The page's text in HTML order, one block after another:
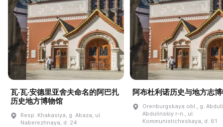
瓦·瓦·安德里亚舍夫命名的阿巴扎
历史地方博物馆
Resp. Khakasiya, g. Abaza, ul.
Naberezhnaya, d. 24
阿布杜利诺历史与地方志
Orenburgskaya obl., g.
Abdulinskiy r-n., ul.
Kommunisticheskaya, d. 61